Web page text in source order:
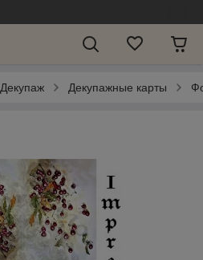
Декупаж Декупажные карты